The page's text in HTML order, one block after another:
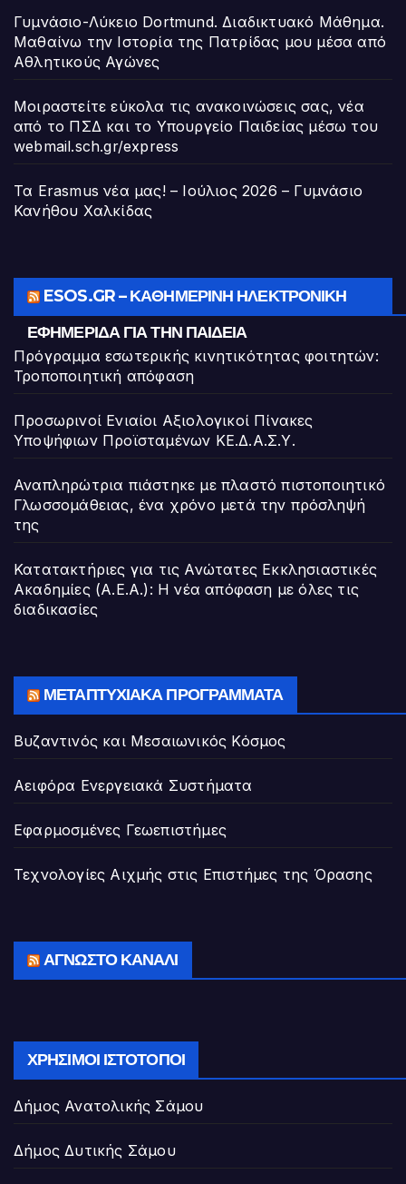
Γυμνάσιο-Λύκειο Dortmund. Διαδικτυακό Μάθημα.
Μαθαίνω την Ιστορία της Πατρίδας μου μέσα από
Αθλητικούς Αγώνες
Μοιραστείτε εύκολα τις ανακοινώσεις σας, νέα
από το ΠΣΔ και το Υπουργείο Παιδείας μέσω του
webmail.sch.gr/express
Τα Erasmus νέα μας! – Ιούλιος 2026 – Γυμνάσιο
Κανήθου Χαλκίδας
ESOS.GR – ΚΑΘΗΜΕΡΙΝΉ ΗΛΕΚΤΡΟΝΙΚΉ
ΕΦΗΜΕΡΊΔΑ ΓΙΑ ΤΗΝ ΠΑΙΔΕΊΑ
Πρόγραμμα εσωτερικής κινητικότητας φοιτητών:
Τροποποιητική απόφαση
Προσωρινοί Ενιαίοι Αξιολογικοί Πίνακες
Υποψήφιων Προϊσταμένων ΚΕ.Δ.Α.Σ.Υ.
Αναπληρώτρια πιάστηκε με πλαστό πιστοποιητικό
Γλωσσομάθειας, ένα χρόνο μετά την πρόσληψή
της
Κατατακτήριες για τις Ανώτατες Εκκλησιαστικές
Ακαδημίες (Α.Ε.Α.): Η νέα απόφαση με όλες τις
διαδικασίες
ΜΕΤΑΠΤΥΧΙΑΚΆ ΠΡΟΓΡΆΜΜΑΤΑ
Βυζαντινός και Μεσαιωνικός Κόσμος
Αειφόρα Ενεργειακά Συστήματα
Εφαρμοσμένες Γεωεπιστήμες
Τεχνολογίες Αιχμής στις Επιστήμες της Όρασης
ΆΓΝΩΣΤΟ ΚΑΝΆΛΙ
ΧΡΉΣΙΜΟΙ ΙΣΤΌΤΟΠΟΙ
Δήμος Ανατολικής Σάμου
Δήμος Δυτικής Σάμου